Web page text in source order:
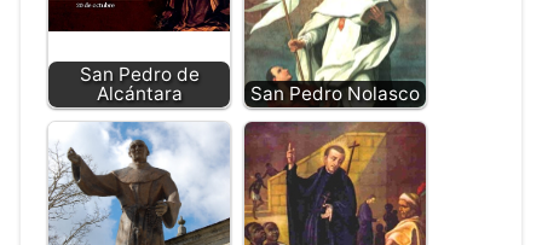
San Pedro de
Alcántara
San Pedro Nolasco